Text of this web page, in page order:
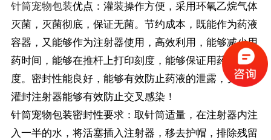
针筒宠物包装优点：灌装操作方便，采用环氧乙烷气体
灭菌，灭菌彻底，保证无菌。节约成本，既能作为药液
容器，又能够作为注射器使用，高效利用，能够减少用
药时间，能够在推杆上打印刻度，能够保证用药的精确
度。密封性能良好，能够有效防止药液的泄露，另外预
灌封注射器能够有效防止交叉感染！
针筒宠物包装密封性要求：取针筒适量，在注射器内注
入一半的水，将活塞插入注射器，移去护帽，排除残留